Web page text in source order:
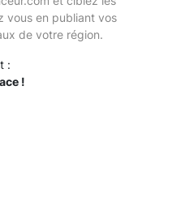
vous en publiant vos
de votre région.
:
!